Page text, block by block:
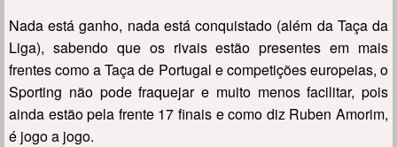
Nada está ganho, nada está conquistado (além da Taça da
Liga), sabendo que os rivais estão presentes em mais
frentes como a Taça de Portugal e competições europeias, o
Sporting não pode fraquejar e muito menos facilitar, pois
ainda estão pela frente 17 finais e como diz Ruben Amorim,
é jogo a jogo.